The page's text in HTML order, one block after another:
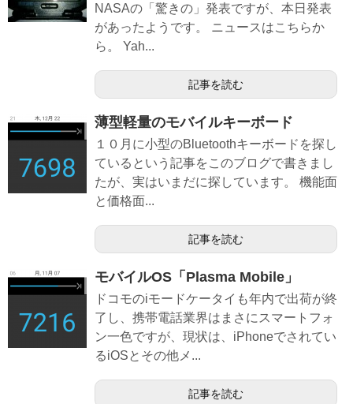
NASAの「驚きの」発表ですが、本日発表
があったようです。 ニュースはこちらか
ら。 Yah...
記事を読む
薄型軽量のモバイルキーボード
１０月に小型のBluetoothキーボードを探し
ているという記事をこのブログで書きまし
たが、実はいまだに探しています。 機能面
と価格面...
記事を読む
モバイルOS「Plasma Mobile」
ドコモのiモードケータイも年内で出荷が終
了し、携帯電話業界はまさにスマートフォ
ン一色ですが、現状は、iPhoneでされてい
るiOSとその他メ...
記事を読む